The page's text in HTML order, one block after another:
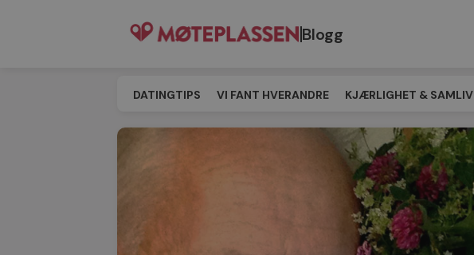
Blogg
DATINGTIPS VI FANT HVERANDRE KJÆRLIGHET & SAMLIV
SINGELEVENT MATCHING TIL MØTEPLASSEN